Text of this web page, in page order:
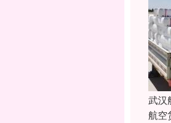
武汉
航空